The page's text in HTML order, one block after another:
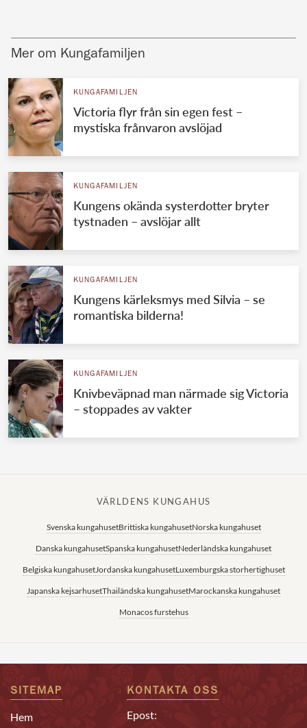
Mer om Kungafamiljen
KUNGAFAMILJEN
Victoria flyr från sin egen fest –
mystiska frånvaron avslöjad
KUNGAFAMILJEN
Kungens okända systerdotter bryter
tystnaden – avslöjar allt
KUNGAFAMILJEN
Kungens kärleksmys med Silvia – se
romantiska bilderna!
KUNGAFAMILJEN
Knivbeväpnad man närmade sig Victoria
– stoppades av vakter
VÄRLDENS KUNGAHUS
Svenska kungahusetBrittiska kungahusetNorska kungahuset
Danska kungahusetSpanska kungahusetNederländska kungahuset
Belgiska kungahusetJordanska kungahusetLuxemburgska storhertighuset
Japanska kejsarhusetThailändska kungahusetMarockanska kungahuset
Monacos furstehus
SITEMAP
Hem
KONTAKTA OSS
Epost: